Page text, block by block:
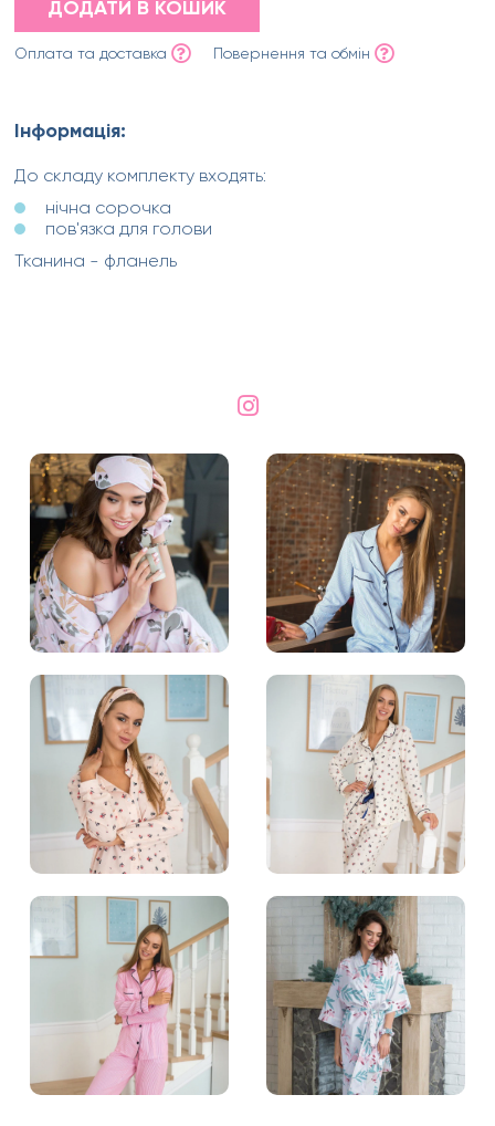
ДОДАТИ В КОШИК
Оплата та доставка Повернення та обмін
Інформація:
До складу комплекту входять:
нічна сорочка
пов'язка для голови
Тканина - фланель